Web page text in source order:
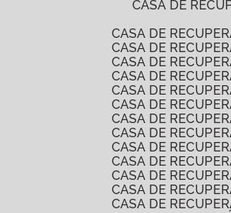
CASA DE RECUPERAÇÃO PARA MENORES É A SOLUÇÃO IDEAL PARA REABILITAÇÃO E REINTEGRAÇÃO SOCIAL. DESCUBRA COMO
CASA DE
CASA DE
CASA DE
CASA DE
CASA DE
CASA DE
CASA DE
CASA DE
CASA DE
CASA DE
CASA DE
CASA DE
CASA DE